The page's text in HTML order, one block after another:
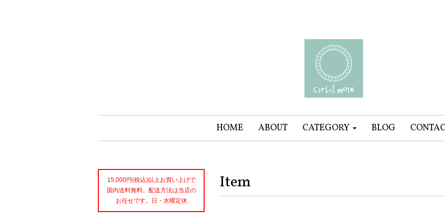
HOME ABOUT CATEGORY BLOG
Item
15,000円(税込)以上お買い上げで
国内送料無料。配送方法は当店の
お任せです。日・水曜定休